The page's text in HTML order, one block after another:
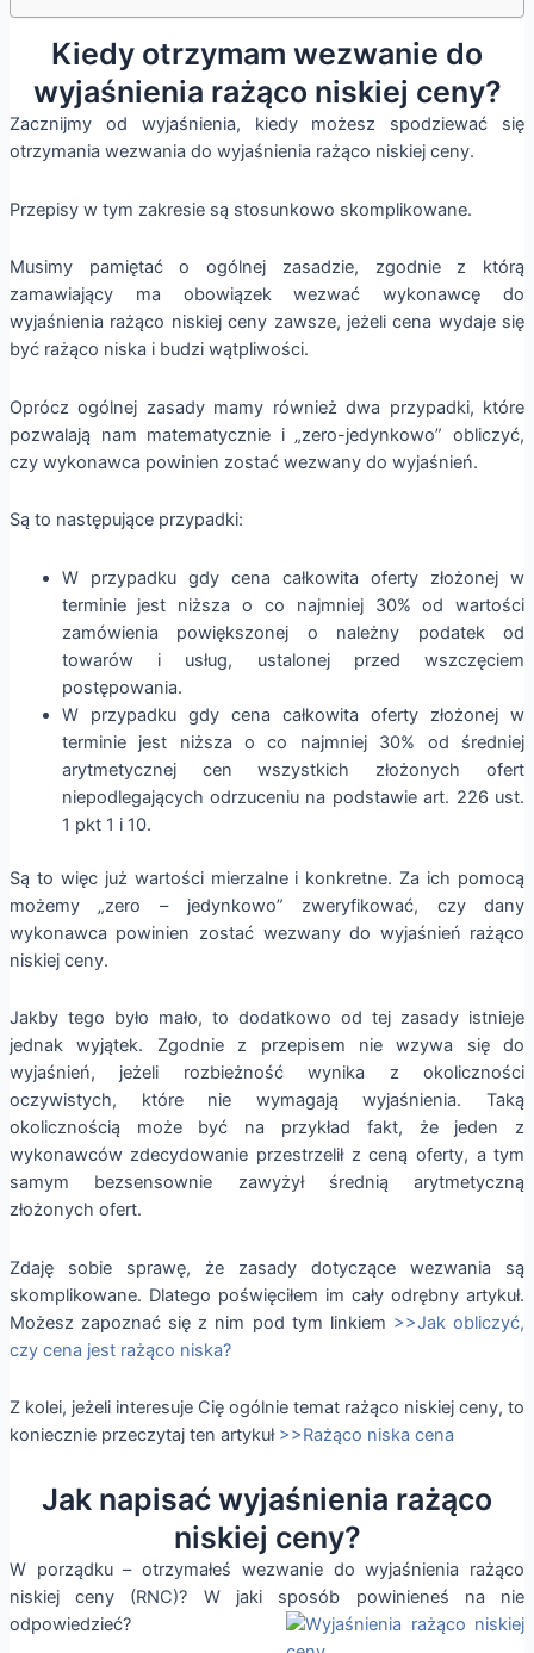
Kiedy otrzymam wezwanie do
wyjaśnienia rażąco niskiej ceny?
Zacznijmy od wyjaśnienia, kiedy możesz spodziewać się
otrzymania wezwania do wyjaśnienia rażąco niskiej ceny.
Przepisy w tym zakresie są stosunkowo skomplikowane.
Musimy pamiętać o ogólnej zasadzie, zgodnie z którą
zamawiający ma obowiązek wezwać wykonawcę do
wyjaśnienia rażąco niskiej ceny zawsze, jeżeli cena wydaje się
być rażąco niska i budzi wątpliwości.
Oprócz ogólnej zasady mamy również dwa przypadki, które
pozwalają nam matematycznie i „zero-jedynkowo” obliczyć,
czy wykonawca powinien zostać wezwany do wyjaśnień.
Są to następujące przypadki:
W przypadku gdy cena całkowita oferty złożonej w
terminie jest niższa o co najmniej 30% od wartości
zamówienia powiększonej o należny podatek od
towarów i usług, ustalonej przed wszczęciem
postępowania.
W przypadku gdy cena całkowita oferty złożonej w
terminie jest niższa o co najmniej 30% od średniej
arytmetycznej cen wszystkich złożonych ofert
niepodlegających odrzuceniu na podstawie art. 226 ust.
1 pkt 1 i 10.
Są to więc już wartości mierzalne i konkretne. Za ich pomocą
możemy „zero – jedynkowo” zweryfikować, czy dany
wykonawca powinien zostać wezwany do wyjaśnień rażąco
niskiej ceny.
Jakby tego było mało, to dodatkowo od tej zasady istnieje
jednak wyjątek. Zgodnie z przepisem nie wzywa się do
wyjaśnień, jeżeli rozbieżność wynika z okoliczności
oczywistych, które nie wymagają wyjaśnienia. Taką
okolicznością może być na przykład fakt, że jeden z
wykonawców zdecydowanie przestrzelił z ceną oferty, a tym
samym bezsensownie zawyżył średnią arytmetyczną
złożonych ofert.
Zdaję sobie sprawę, że zasady dotyczące wezwania są
skomplikowane. Dlatego poświęciłem im cały odrębny artykuł.
Możesz zapoznać się z nim pod tym linkiem >>Jak obliczyć,
czy cena jest rażąco niska?
Z kolei, jeżeli interesuje Cię ogólnie temat rażąco niskiej ceny, to
koniecznie przeczytaj ten artykuł >>Rażąco niska cena
Jak napisać wyjaśnienia rażąco
niskiej ceny?
W porządku – otrzymałeś wezwanie do wyjaśnienia rażąco
niskiej ceny (RNC)? W jaki sposób powinieneś na nie
odpowiedzieć?